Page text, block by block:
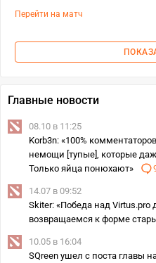
Перейти на матч
Главные новости
08.10 в 11:25
Korb3n: «100%
немощи [тупые], которые
Только яйца понюхают»
14.07 в 09:52
Skiter: «Победа над
возвращаемся к форме
10.05 в 16:04
SQreen ушел с поста главы